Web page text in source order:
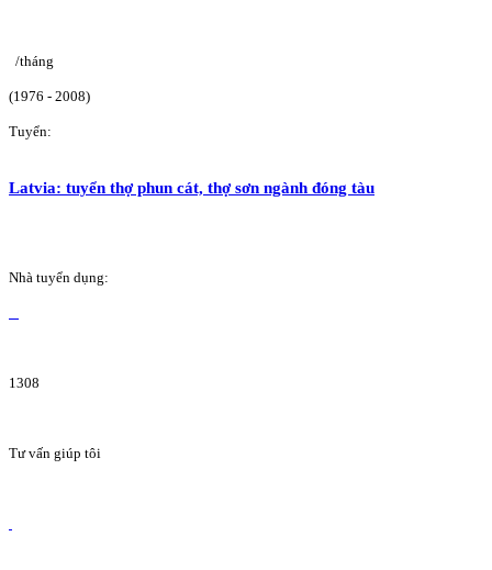
/tháng
(1976 - 2008)
Tuyển:
Latvia: tuyển thợ phun cát, thợ sơn ngành đóng tàu
Nhà tuyển dụng:
1308
Tư vấn giúp tôi